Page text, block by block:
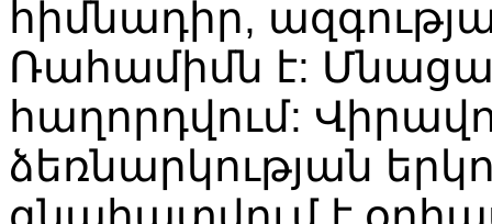
հիմնադիր,
Ռահամիմն է:
հաղորդվում:
ձեռնարկության